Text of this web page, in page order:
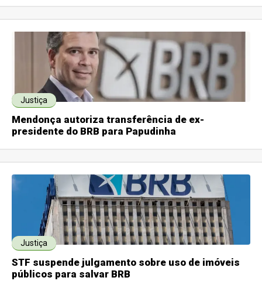
Justiça
Mendonça autoriza transferência de ex-
presidente do BRB para Papudinha
Justiça
STF suspende julgamento sobre uso de imóveis
públicos para salvar BRB